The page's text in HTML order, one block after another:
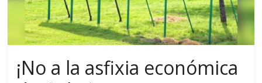
¡No a la asfixia económica